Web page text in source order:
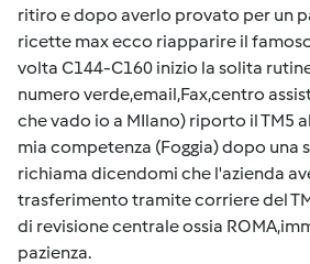
ritiro e dopo averlo provato per un
ricette max ecco riapparire il
volta C144-C160 inizio la solita
numero verde,email,Fax,centro
che vado io a MIlano) riporto il TM5
mia competenza (Foggia) dopo una
richiama dicendomi che l'azienda
trasferimento tramite corriere del
di revisione centrale ossia
pazienza.